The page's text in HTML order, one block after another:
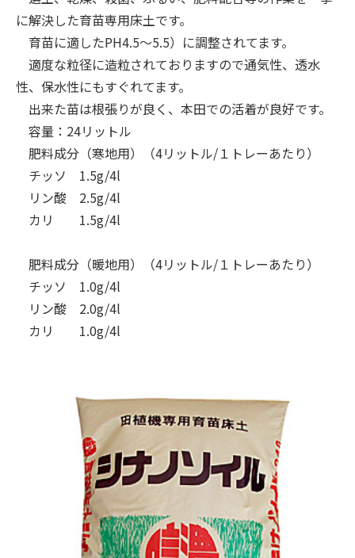
に解決した育苗専用床土です。
育苗に適したPH4.5～5.5）に調整されてます。
適度な粒径に造粒されておりますので通気性、透水
性、保水性にもすぐれてます。
出来た苗は根張りが良く、本田での活着が良好です。
容量：24リットル
肥料成分（寒地用）（4リットル/１トレーあたり）
チッソ 1.5g/4l
リン酸 2.5g/4l
カリ 1.5g/4l
肥料成分（暖地用）（4リットル/１トレーあたり）
チッソ 1.0g/4l
リン酸 2.0g/4l
カリ 1.0g/4l